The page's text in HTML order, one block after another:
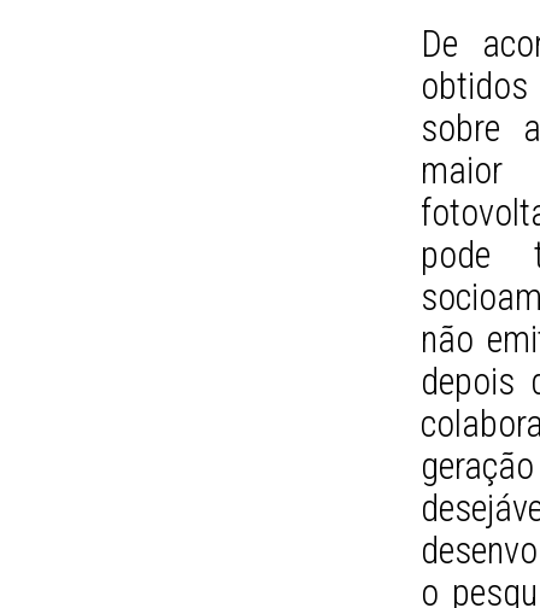
De
obtidos
sobre
pode
não
depois
o